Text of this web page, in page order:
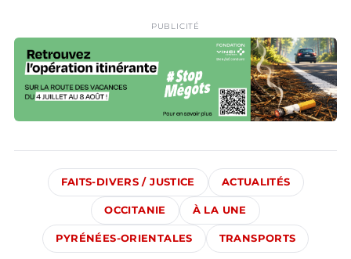
PUBLICITÉ
FAITS-DIVERS / JUSTICE ACTUALITÉS
OCCITANIE À LA UNE
PYRÉNÉES-ORIENTALES TRANSPORTS